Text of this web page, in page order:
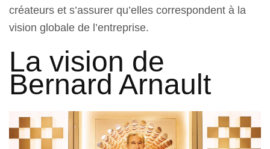
créateurs et s’assurer qu’elles correspondent à la
vision globale de l’entreprise.
La vision de
Bernard Arnault